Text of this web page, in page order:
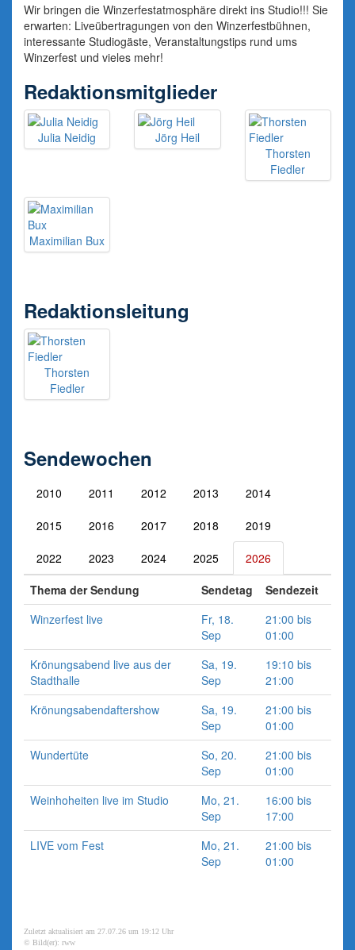
Wir bringen die Winzerfestatmosphäre direkt ins Studio!!! Sie
erwarten: Liveübertragungen von den Winzerfestbühnen,
interessante Studiogäste, Veranstaltungstips rund ums
Winzerfest und vieles mehr!
Redaktionsmitglieder
Julia Neidig
Jörg Heil
Thorsten
Fiedler
Maximilian Bux
Redaktionsleitung
Thorsten
Fiedler
Sendewochen
2010 2011 2012 2013 2014
2015 2016 2017 2018 2019
2022 2023 2024 2025
2026
Thema der Sendung
Sendetag
Sendezeit
Winzerfest live
Fr, 18.
Sep
21:00 bis
01:00
Krönungsabend live aus der
Stadthalle
Sa, 19.
Sep
19:10 bis
21:00
Krönungsabendaftershow
Sa, 19.
Sep
21:00 bis
01:00
Wundertüte
So, 20.
Sep
21:00 bis
01:00
Weinhoheiten live im Studio
Mo, 21.
Sep
16:00 bis
17:00
LIVE vom Fest
Mo, 21.
Sep
21:00 bis
01:00
Zuletzt aktualisiert am 27.07.26 um 19:12 Uhr
© Bild(er): rww